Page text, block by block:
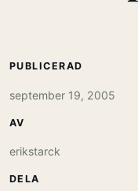
PUBLICERAD
september 19, 2005
AV
erikstarck
DELA